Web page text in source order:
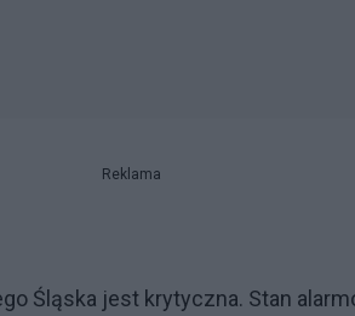
Reklama
Śląska jest krytyczna. Stan